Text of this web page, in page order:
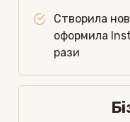
Створила
оформила
рази